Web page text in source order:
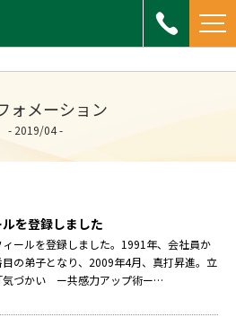
ォメーション
- 2019/04 -
を登録しました
ールを登録しました。1991年、会社員か
の弟子となり、2009年4月、真打昇進。立
気づかい ー共感力アップ術ー…